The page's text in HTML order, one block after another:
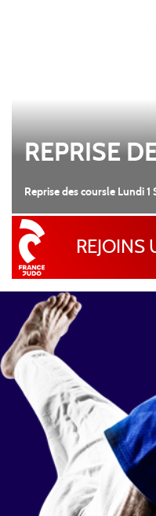
REPRISE
Reprise des coursle Lundi
REJOINS